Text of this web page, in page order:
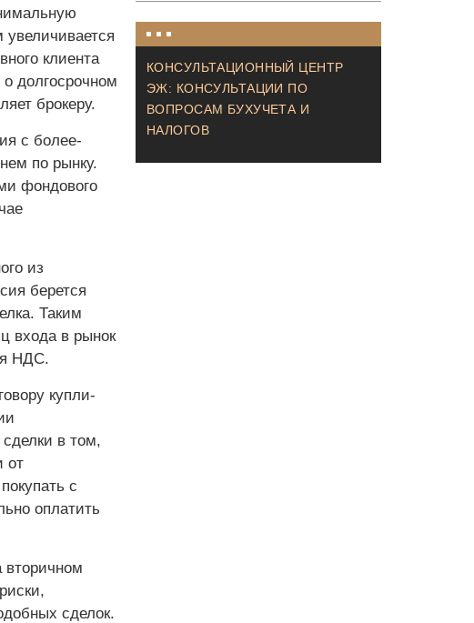
клиента
долгосрочном
брокеру.
с более-
по рынку.
фондового
из
берется
Таким
входа в рынок
НДС.
купли-
в том,
от
с
оплатить
сделок.
КОНСУЛЬТАЦИОННЫЙ ЦЕНТР
ЭЖ: КОНСУЛЬТАЦИИ ПО
ВОПРОСАМ БУХУЧЕТА И
НАЛОГОВ